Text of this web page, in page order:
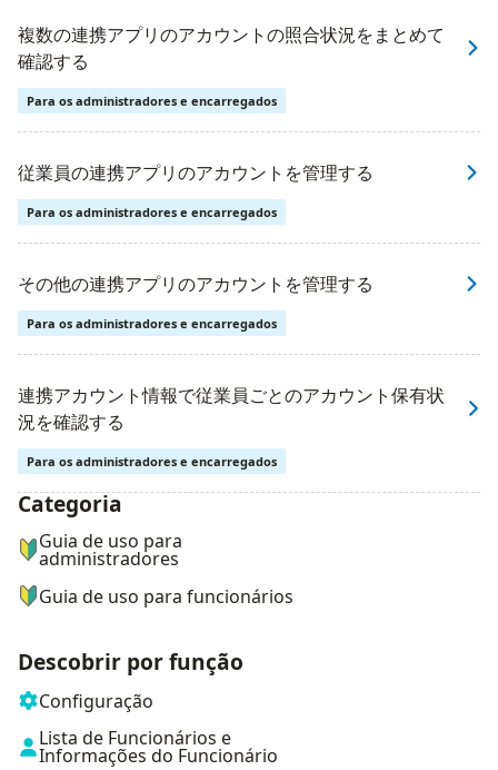
複数の連携アプリのアカウントの照合状況をまとめて
確認する
Para os administradores e encarregados
従業員の連携アプリのアカウントを管理する
Para os administradores e encarregados
その他の連携アプリのアカウントを管理する
Para os administradores e encarregados
連携アカウント情報で従業員ごとのアカウント保有状
況を確認する
Para os administradores e encarregados
ナビゲーションメニュー
Categoria
Guia de uso para
administradores
Guia de uso para funcionários
Descobrir por função
Configuração
Lista de Funcionários e
Informações do Funcionário